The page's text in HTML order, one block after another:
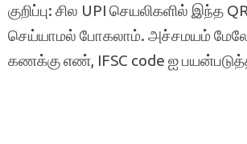
குறிப்பு: சில UPI செயலிகளில் இந்த
செய்யாமல் போகலாம். அச்சமயம்
கணக்கு எண், IFSC code ஐ